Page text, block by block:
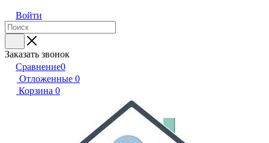
Войти
Заказать звонок
Сравнение0
Отложенные 0
Корзина 0